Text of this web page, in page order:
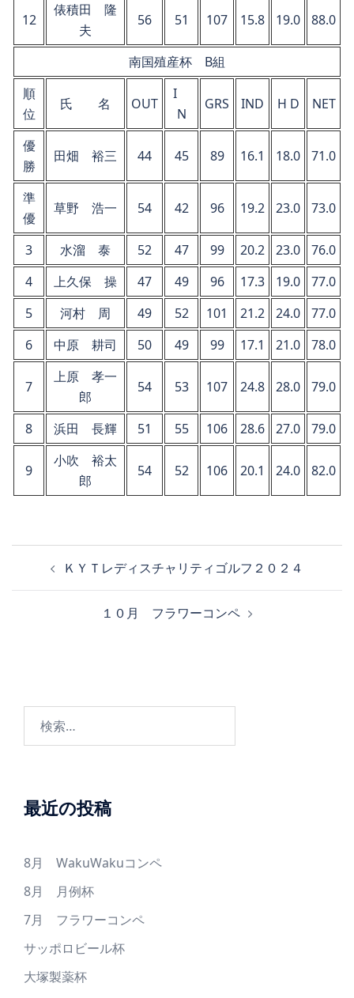
12
俵積田 隆
夫
56 51 107 15.8 19.0 88.0
南国殖産杯 B組
順
位
氏 名 OUT
I
N
GRS IND H D NET
優
勝
田畑 裕三 44 45 89 16.1 18.0 71.0
準
優
草野 浩一 54 42 96 19.2 23.0 73.0
3 水溜 泰 52 47 99 20.2 23.0
76.0
4
上久保 操 47 49 96 17.3 19.0
77.0
5
河村 周 49 52 101 21.2 24.0
77.0
6
中原 耕司 50 49 99 17.1 21.0 78.0
7
上原 孝一
郎
54 53 107 24.8 28.0 79.0
8 浜田 長輝 51 55 106 28.6 27.0 79.0
9
小吹 裕太
郎
54 52 106 20.1 24.0 82.0
ョ
ＫＹＴレディスチャリティゴルフ２０２４
１０月 フラワーコンペ
最近の投稿
8月 WakuWakuコンペ
8月 月例杯
7月 フラワーコンペ
サッポロビール杯
大塚製薬杯